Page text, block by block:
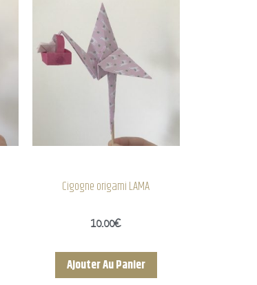
Cigogne origami LAMA
10.00€
Ajouter Au Panier